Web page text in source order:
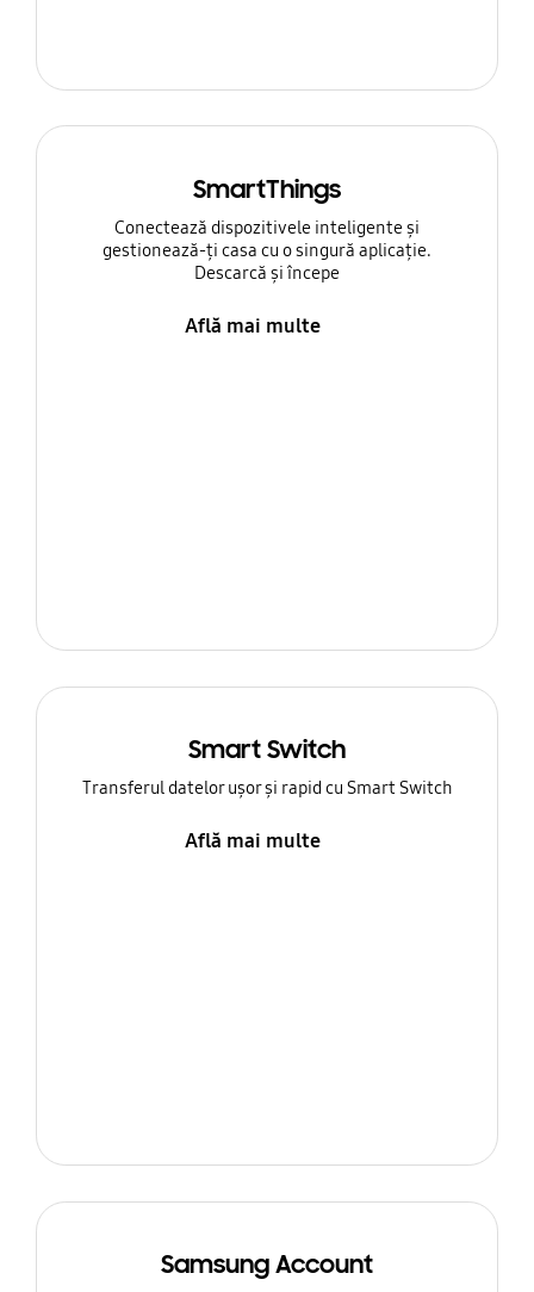
SmartThings
Conectează dispozitivele inteligente și
gestionează-ți casa cu o singură aplicație.
Descarcă și începe
Află mai multe
Smart Switch
Transferul datelor ușor și rapid cu Smart Switch
Află mai multe
Samsung Account